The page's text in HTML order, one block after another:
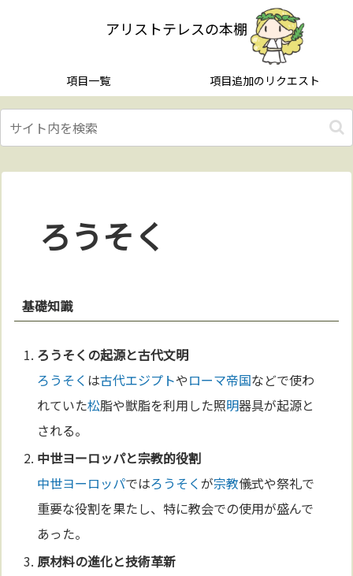
アリストテレスの本棚
項目一覧 項目追加のリクエスト
ろうそく
基礎知識
ろうそくの起源と古代文明
ろうそく は古代エジプトやローマ帝国などで使わ
れていた松脂や獣脂を利用した照明器具が起源と
される。
中世ヨーロッパと宗教的役割
中世ヨーロッパではろうそくが宗教儀式や祭礼で
重要な役割を果たし、特に教会での使用が盛んで
あった。
原材料の進化と技術革新